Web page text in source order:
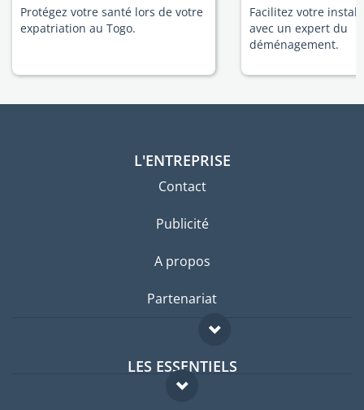
Protégez votre santé lors de votre
expatriation au Togo.
Facilitez votre
avec un expert du
déménagement.
L'ENTREPRISE
Contact
Publicité
A propos
Partenariat
LES ESSENTIELS
Forum expatriés